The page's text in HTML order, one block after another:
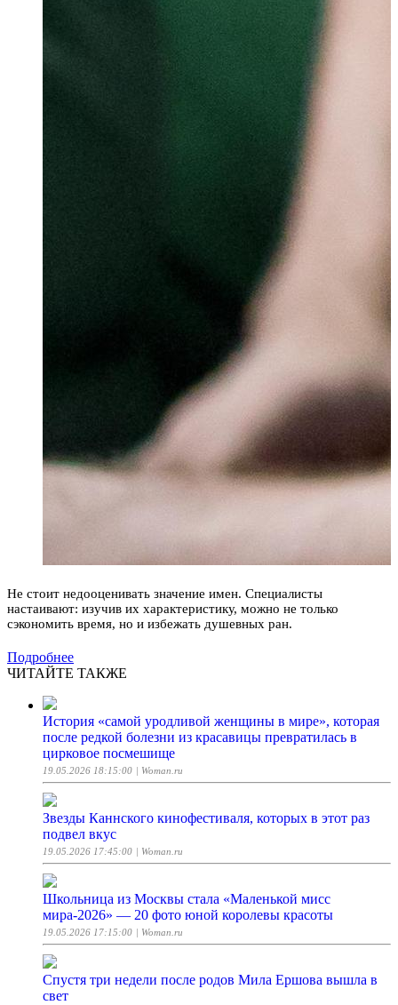
Не стоит недооценивать значение имен. Специалисты
настаивают: изучив их характеристику, можно не только
сэкономить время, но и избежать душевных ран.
Подробнее
ЧИТАЙТЕ ТАКЖЕ
История «самой уродливой женщины в мире», которая
после редкой болезни из красавицы превратилась в
цирковое посмешище
19.05.2026 18:15:00 | Woman.ru
Звезды Каннского кинофестиваля, которых в этот раз
подвел вкус
19.05.2026 17:45:00 | Woman.ru
Школьница из Москвы стала «Маленькой мисс
мира-2026» — 20 фото юной королевы красоты
19.05.2026 17:15:00 | Woman.ru
Спустя три недели после родов Мила Ершова вышла в
свет